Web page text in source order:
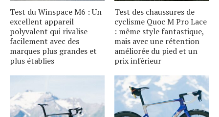
Test du Winspace M6 : Un
excellent appareil
polyvalent qui rivalise
facilement avec des
marques plus grandes et
plus établies
Test des chaussures de
cyclisme Quoc M Pro Lace
: même style fantastique,
mais avec une rétention
améliorée du pied et un
prix inférieur